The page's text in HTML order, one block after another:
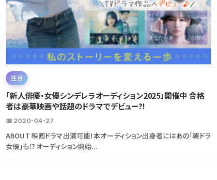
注目
「新人俳優・女優シンデレラオーディション2025」開催中 合格
者は豪華映画や話題のドラマでデビュー?!
📅 2020-04-27
ABOUT 映画ドラマ出演可能！本オーディション出身者にはあの「朝ドラ
女優」も⁉ オーディション開始...